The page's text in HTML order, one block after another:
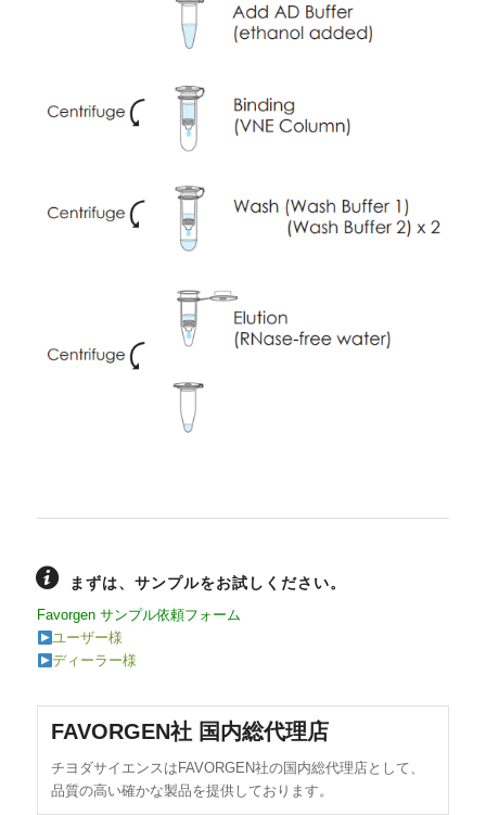
まずは、サンプルをお試しください。
Favorgen サンプル依頼フォーム
ユーザー様
ディーラー様
FAVORGEN社 国内総代理店
チヨダサイエンスはFAVORGEN社の国内総代理店として、
品質の高い確かな製品を提供しております。